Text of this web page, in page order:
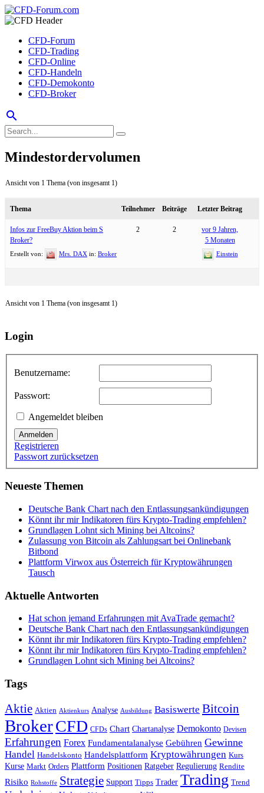
CFD-Forum
CFD-Trading
CFD-Online
CFD-Handeln
CFD-Demokonto
CFD-Broker
search
Mindestordervolumen
Ansicht von 1 Thema (von insgesamt 1)
Thema Teilnehmer Beiträge Letzter Beitrag
Infos zur FreeBuy Aktion beim S
Broker?
Erstellt von: Mrs. DAX in: Broker
2 2
vor 9 Jahren,
5 Monaten
Einstein
Ansicht von 1 Thema (von insgesamt 1)
Login
Benutzername:
Passwort:
Angemeldet bleiben
Anmelden
Registrieren
Passwort zurücksetzen
Neueste Themen
Deutsche Bank Chart nach den Entlassungsankündigungen
Könnt ihr mir Indikatoren fürs Krypto-Trading empfehlen?
Grundlagen Lohnt sich Mining bei Altcoins?
Zulassung von Bitcoin als Zahlungsart bei Onlinebank
Bitbond
Plattform Virwox aus Österreich für Kryptowährungen
Tausch
Aktuelle Antworten
Hat schon jemand Erfahrungen mit AvaTrade gemacht?
Deutsche Bank Chart nach den Entlassungsankündigungen
Könnt ihr mir Indikatoren fürs Krypto-Trading empfehlen?
Könnt ihr mir Indikatoren fürs Krypto-Trading empfehlen?
Grundlagen Lohnt sich Mining bei Altcoins?
Tags
Aktie Aktien Aktienkurs Analyse Ausbildung Basiswerte Bitcoin
BrokerCFD CFDs Chart Chartanalyse Demokonto Devisen
Erfahrungen Forex Fundamentalanalyse Gebühren Gewinne
Handel Handelskonto Handelsplattform Kryptowährungen Kurs
Kurse Markt Orders Plattform Positionen Ratgeber Regulierung Rendite
Risiko Rohstoffe Strategie Support Tipps Trader Trading Trend